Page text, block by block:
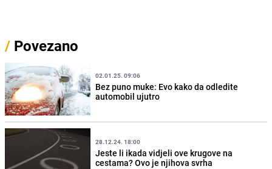
/ Povezano
02.01.25. 09:06
Bez puno muke: Evo kako da odledite
automobil ujutro
28.12.24. 18:00
Jeste li ikada vidjeli ove krugove na
cestama? Ovo je njihova svrha